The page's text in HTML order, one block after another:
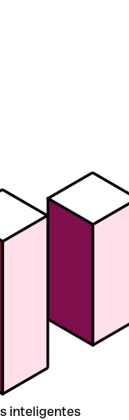
inteligentes